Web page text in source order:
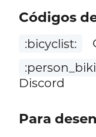
Códigos
:bicyclist:
Discord
Para